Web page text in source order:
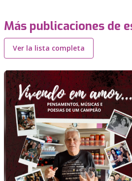
Más publicaciones de
Ver la lista completa